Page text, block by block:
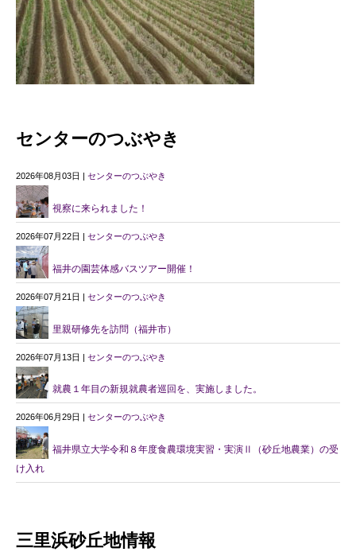
センターのつぶやき
2026年08月03日 | センターのつぶやき
視察に来られました！
2026年07月22日 | センターのつぶやき
福井の園芸体感バスツアー開催！
2026年07月21日 | センターのつぶやき
里親研修先を訪問（福井市）
2026年07月13日 | センターのつぶやき
就農１年目の新規就農者巡回を、実施しました。
2026年06月29日 | センターのつぶやき
福井県立大学令和８年度食農環境実習・実演Ⅱ（砂丘地農業）の受
け入れ
三里浜砂丘地情報